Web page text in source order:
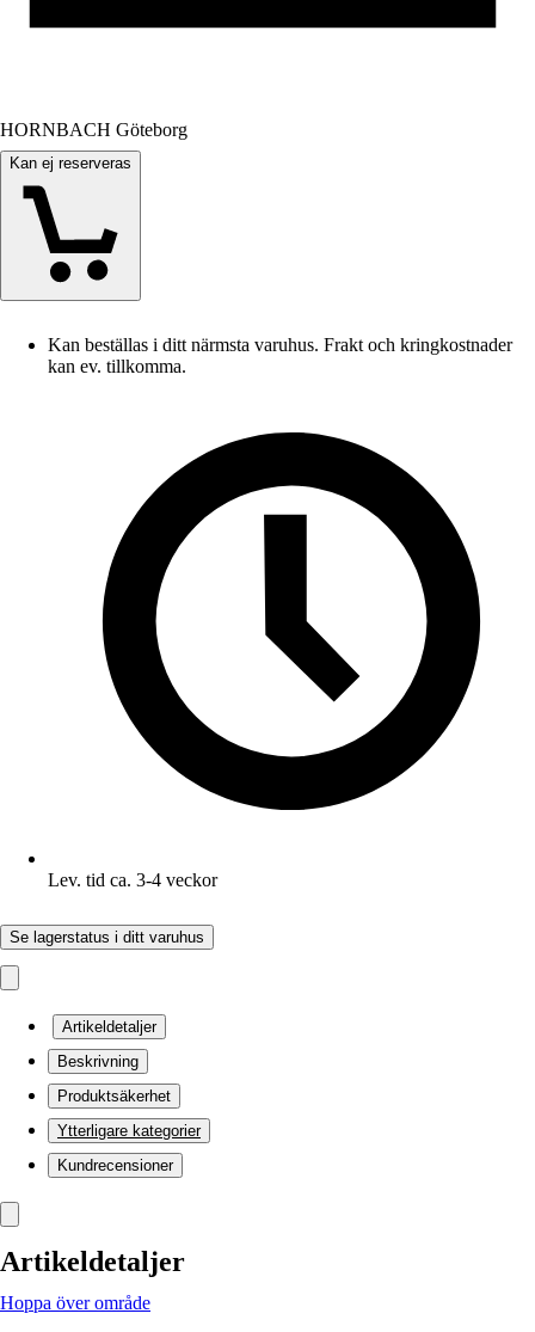
HORNBACH Göteborg
Kan ej reserveras
Kan beställas i ditt närmsta varuhus. Frakt och kringkostnader
kan ev. tillkomma.
Lev. tid ca. 3-4 veckor
Se lagerstatus i ditt varuhus
Artikeldetaljer
Beskrivning
Produktsäkerhet
Ytterligare kategorier
Kundrecensioner
Artikeldetaljer
Hoppa över område